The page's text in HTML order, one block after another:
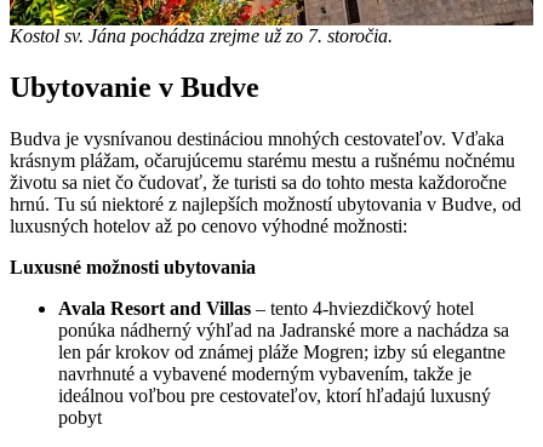
Kostol sv. Jána pochádza zrejme už zo 7. storočia.
Ubytovanie v Budve
Budva je vysnívanou destináciou mnohých cestovateľov. Vďaka
krásnym plážam, očarujúcemu starému mestu a rušnému nočnému
životu sa niet čo čudovať, že turisti sa do tohto mesta každoročne
hrnú. Tu sú niektoré z najlepších možností ubytovania v Budve, od
luxusných hotelov až po cenovo výhodné možnosti:
Luxusné možnosti ubytovania
Avala Resort and Villas – tento 4-hviezdičkový hotel
ponúka nádherný výhľad na Jadranské more a nachádza sa
len pár krokov od známej pláže Mogren; izby sú elegantne
navrhnuté a vybavené moderným vybavením, takže je
ideálnou voľbou pre cestovateľov, ktorí hľadajú luxusný
pobyt